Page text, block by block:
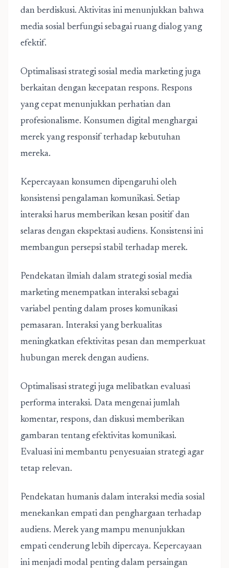
dan berdiskusi. Aktivitas ini menunjukkan bahwa
media sosial berfungsi sebagai ruang dialog yang
efektif.
Optimalisasi strategi sosial media marketing juga
berkaitan dengan kecepatan respons. Respons
yang cepat menunjukkan perhatian dan
profesionalisme. Konsumen digital menghargai
merek yang responsif terhadap kebutuhan
mereka.
Kepercayaan konsumen dipengaruhi oleh
konsistensi pengalaman komunikasi. Setiap
interaksi harus memberikan kesan positif dan
selaras dengan ekspektasi audiens. Konsistensi ini
membangun persepsi stabil terhadap merek.
Pendekatan ilmiah dalam strategi sosial media
marketing menempatkan interaksi sebagai
variabel penting dalam proses komunikasi
pemasaran. Interaksi yang berkualitas
meningkatkan efektivitas pesan dan memperkuat
hubungan merek dengan audiens.
Optimalisasi strategi juga melibatkan evaluasi
performa interaksi. Data mengenai jumlah
komentar, respons, dan diskusi memberikan
gambaran tentang efektivitas komunikasi.
Evaluasi ini membantu penyesuaian strategi agar
tetap relevan.
Pendekatan humanis dalam interaksi media sosial
menekankan empati dan penghargaan terhadap
audiens. Merek yang mampu menunjukkan
empati cenderung lebih dipercaya. Kepercayaan
ini menjadi modal penting dalam persaingan